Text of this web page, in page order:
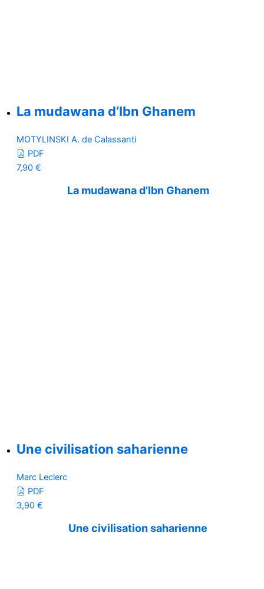
La mudawana d’Ibn Ghanem
MOTYLINSKI A. de Calassanti
PDF
7,90 €
La mudawana d’Ibn Ghanem
Une civilisation saharienne
Marc Leclerc
PDF
3,90 €
Une civilisation saharienne